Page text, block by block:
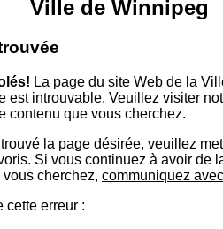
Ville de Winnipeg
La page du site Web de la
est introuvable. Veuillez visiter
contenu que vous cherchez.
la page désirée, veuillez
Si vous continuez à avoir de
cherchez, communiquez
cette erreur :